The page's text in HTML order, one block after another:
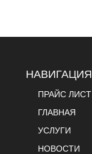
НАВИГАЦИЯ
ПРАЙС ЛИСТ
ГЛАВНАЯ
УСЛУГИ
НОВОСТИ